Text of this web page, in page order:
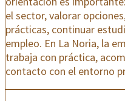
el sector, valorar
prácticas, continuar
empleo. En La Noria, la
trabaja con práctica,
contacto con el entorno